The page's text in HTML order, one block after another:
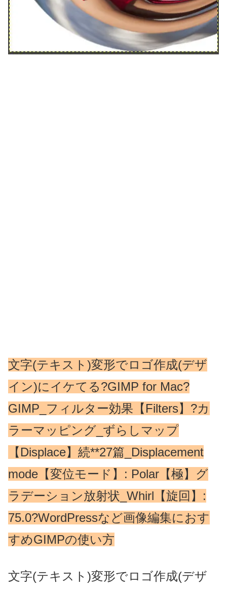
文字(テキスト)変形でロゴ作成(デザ
イン)にイケてる?GIMP for Mac?
GIMP_フィルター効果【Filters】?カ
ラーマッピング_ずらしマップ
【Displace】続**27篇_Displacement
mode【変位モード】: Polar【極】グ
ラデーション放射状_Whirl【旋回】:
75.0?WordPressなど画像編集におす
すめGIMPの使い方
文字(テキスト)変形でロゴ作成(デザ